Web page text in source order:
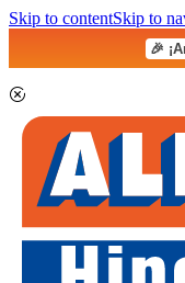
Skip to contentSkip to
🎉